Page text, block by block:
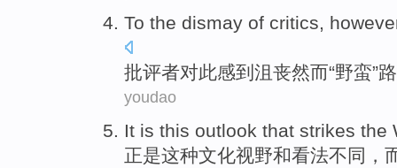
To the dismay of critics,
批评者对此感到沮丧然而“野蛮”
youdao
It is this outlook that strikes the
正是这种文化视野和看法不同，